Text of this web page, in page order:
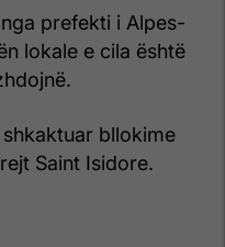
prefekti i Alpes-
lokale e cila është
bllokime
Saint Isidore.